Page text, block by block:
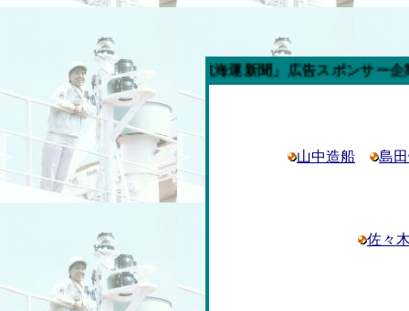
の「内航海運新聞」広告スポンサー企業
山中造船 島
佐々